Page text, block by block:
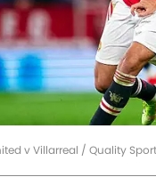
v Villarreal / Quality